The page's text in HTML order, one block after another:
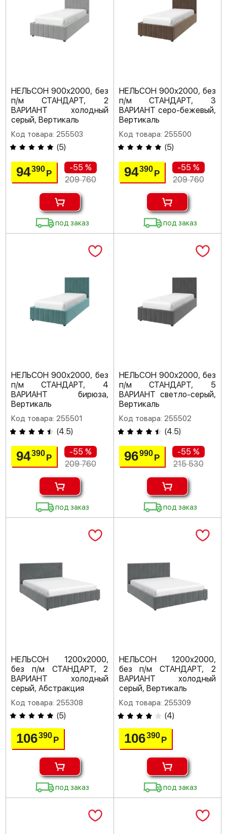
НЕЛЬСОН 900х2000, без
п/м СТАНДАРТ, 2
ВАРИАНТ холодный
серый, Вертикаль
Код товара: 255503
(5)
94390Р
-55 %
209 760
под заказ
НЕЛЬСОН 900х2000, без
п/м СТАНДАРТ, 3
ВАРИАНТ серо-бежевый,
Вертикаль
Код товара: 255500
(5)
94390 Р
-55 %
209 760
под заказ
НЕЛЬСОН 900х2000, без
п/м СТАНДАРТ, 4
ВАРИАНТ бирюза,
Вертикаль
Код товара: 255501
(4.5)
94390Р
-55 %
209 760
под заказ
НЕЛЬСОН 900х2000, без
п/м СТАНДАРТ, 5
ВАРИАНТ светло-серый,
Вертикаль
Код товара: 255502
(4.5)
96990 Р
-55 %
215 530
под заказ
НЕЛЬСОН 1200х2000,
без п/м СТАНДАРТ, 2
ВАРИАНТ холодный
серый, Абстракция
Код товара: 255308
(5)
106390Р
под заказ
НЕЛЬСОН 1200х2000,
без п/м СТАНДАРТ, 2
ВАРИАНТ холодный
серый, Вертикаль
Код товара: 255309
(4)
106390 Р
под заказ